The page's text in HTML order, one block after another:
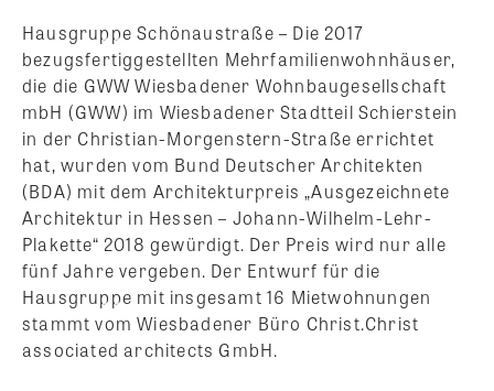
Hausgruppe Schönaustraße – Die 2017
bezugsfertiggestellten Mehrfamilienwohnhäuser,
die die GWW Wiesbadener Wohnbaugesellschaft
mbH (GWW) im Wiesbadener Stadtteil Schierstein
in der Christian-Morgenstern-Straße errichtet
hat, wurden vom Bund Deutscher Architekten
(BDA) mit dem Architekturpreis „Ausgezeichnete
Architektur in Hessen – Johann-Wilhelm-Lehr-
Plakette“ 2018 gewürdigt. Der Preis wird nur alle
fünf Jahre vergeben. Der Entwurf für die
Hausgruppe mit insgesamt 16 Mietwohnungen
stammt vom Wiesbadener Büro Christ.Christ
associated architects GmbH.